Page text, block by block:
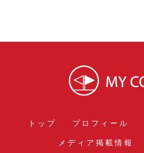
トップ プロフィール
メディア掲載情報